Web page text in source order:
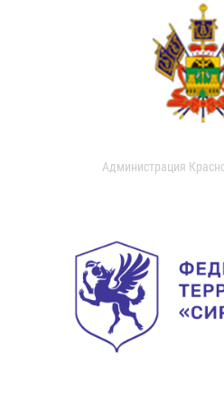
Администрация